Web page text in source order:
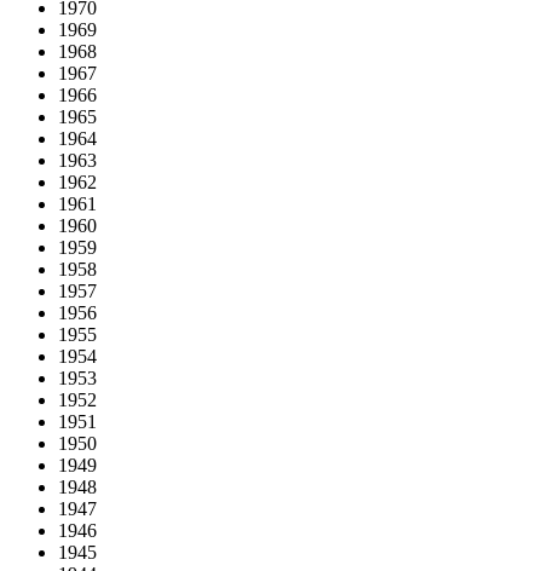
1970
1969
1968
1967
1966
1965
1964
1963
1962
1961
1960
1959
1958
1957
1956
1955
1954
1953
1952
1951
1950
1949
1948
1947
1946
1945